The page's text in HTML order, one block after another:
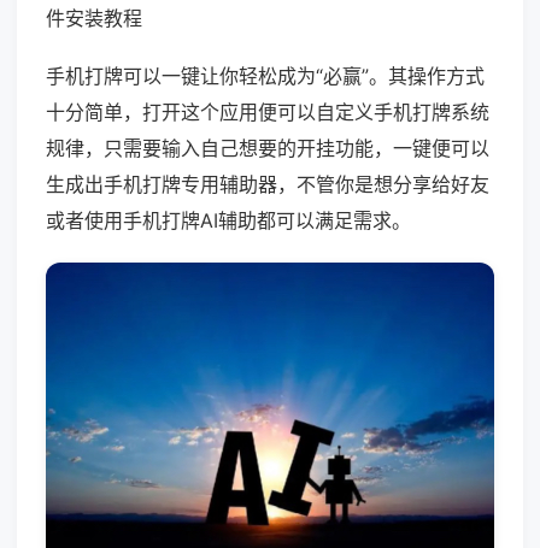
件安装教程
手机打牌可以一键让你轻松成为“必赢”。其操作方式
十分简单，打开这个应用便可以自定义手机打牌系统
规律，只需要输入自己想要的开挂功能，一键便可以
生成出手机打牌专用辅助器，不管你是想分享给好友
或者使用手机打牌AI辅助都可以满足需求。